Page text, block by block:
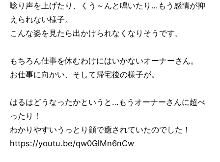
唸り声を上げたり、くう～んと鳴いたり…もう感情が抑
えられない様子。
こんな姿を見たら出かけられなくなりそうです。
もちろん仕事を休むわけにはいかないオーナーさん。
お仕事に向かい、そして帰宅後の様子が。
はるはどうなったかというと…もうオーナーさんに超べ
ったり！
わかりやすいうっとり顔で癒されていたのでした！
https://youtu.be/qw0GlMn6nCw